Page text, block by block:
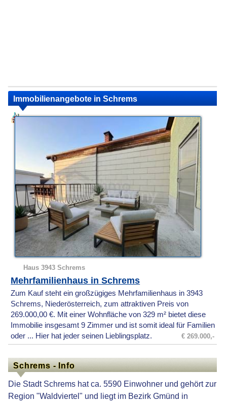
Immobilienangebote in Schrems
Haus 3943 Schrems
Mehrfamilienhaus in Schrems
Zum Kauf steht ein großzügiges Mehrfamilienhaus in 3943
Schrems, Niederösterreich, zum attraktiven Preis von
269.000,00 €. Mit einer Wohnfläche von 329 m² bietet diese
Immobilie insgesamt 9 Zimmer und ist somit ideal für Familien
oder ... Hier hat jeder seinen Lieblingsplatz.
€ 269.000,-
Schrems - Info
Die Stadt Schrems hat ca. 5590 Einwohner und gehört zur
Region "Waldviertel" und liegt im Bezirk Gmünd in